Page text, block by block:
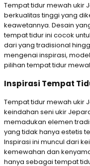
Tempat tidur mewah ukir
berkualitas tinggi yang
keawetannya. Desain
tempat tidur ini cocok
dari yang tradisional
mengenai inspirasi,
pilihan tempat tidur
Inspirasi Tempat
Tempat tidur mewah ukir
keindahan seni ukir
memadukan elemen
yang tidak hanya estetis
Inspirasi ini muncul dari
kemewahan dan
hanya sebagai tempat